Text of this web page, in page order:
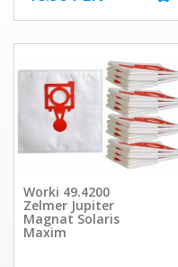
Worki 49.4200
Zelmer Jupiter
Magnat Solaris
Maxim